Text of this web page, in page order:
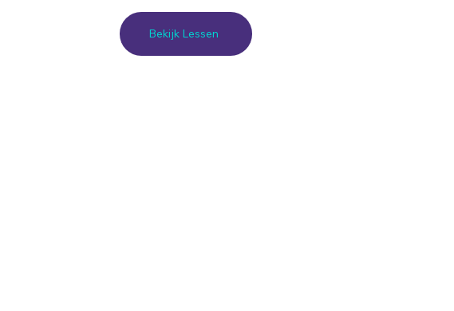
Bekijk Lessen